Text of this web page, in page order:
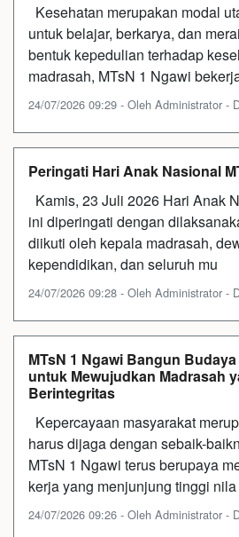
Kesehatan merupakan modal
untuk belajar, berkarya, dan
bentuk kepedulian terhadap
madrasah, MTsN 1 Ngawi
24/07/2026 09:29 - Oleh Administrator -
Peringati Hari Anak Nasional
Kamis, 23 Juli 2026 Hari Anak
ini diperingati dengan
diikuti oleh kepala madrasah,
kependidikan, dan seluruh mu
24/07/2026 09:28 - Oleh Administrator -
MTsN 1 Ngawi Bangun
untuk Mewujudkan Madrasah
Berintegritas
Kepercayaan masyarakat
harus dijaga dengan sebaik-
MTsN 1 Ngawi terus berupaya
kerja yang menjunjung tinggi nila
24/07/2026 09:26 - Oleh Administrator -